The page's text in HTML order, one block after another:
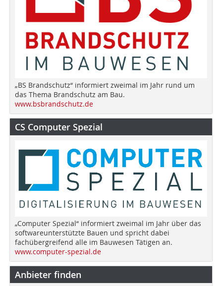
„BS Brandschutz“ informiert zweimal im Jahr rund um
das Thema Brandschutz am Bau.
www.bsbrandschutz.de
CS Computer Spezial
„Computer Spezial“ informiert zweimal im Jahr über das
softwareunterstützte Bauen und spricht dabei
fachübergreifend alle im Bauwesen Tätigen an.
www.computer-spezial.de
Anbieter finden